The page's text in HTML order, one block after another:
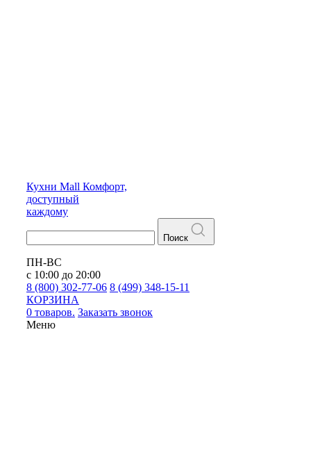
Кухни Mall Комфорт,
доступный
каждому
Поиск
ПН-ВС
с 10:00 до 20:00
8 (800) 302-77-06 8 (499) 348-15-11
КОРЗИНА
0 товаров. Заказать звонок
Меню